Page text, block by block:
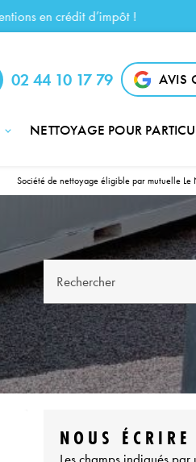
02 44 10 17 79 AVIS
NETTOYAGE POUR
Société de nettoyage éligible par mutuelle
Rechercher
NOUS ÉCRIRE